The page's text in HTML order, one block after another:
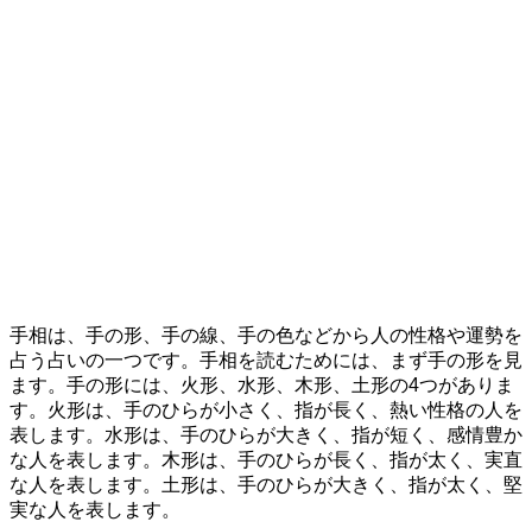
手相は、手の形、手の線、手の色などから人の性格や運勢を
占う占いの一つです。手相を読むためには、まず手の形を見
ます。手の形には、火形、水形、木形、土形の4つがありま
す。火形は、手のひらが小さく、指が長く、熱い性格の人を
表します。水形は、手のひらが大きく、指が短く、感情豊か
な人を表します。木形は、手のひらが長く、指が太く、実直
な人を表します。土形は、手のひらが大きく、指が太く、堅
実な人を表します。